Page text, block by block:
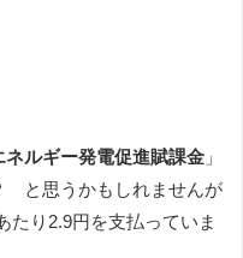
ネルギー発電促進賦課金 」
思うかもしれませんが
たり2.9円を支払っていま